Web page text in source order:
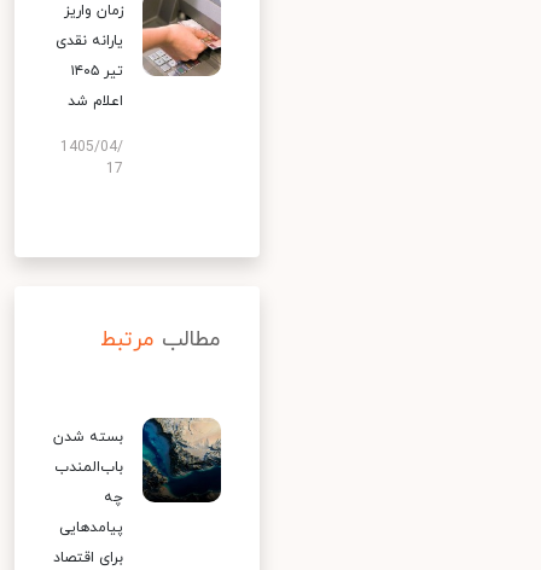
زمان واریز
یارانه نقدی
تیر ۱۴۰۵
اعلام شد
1405/04/
17
مطالب مرتبط
بسته شدن
باب‌المندب
چه
پیامدهایی
برای اقتصاد